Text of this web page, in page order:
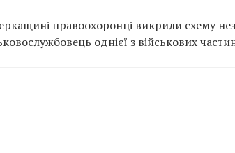
правоохоронці викрили схему
однієї з військових